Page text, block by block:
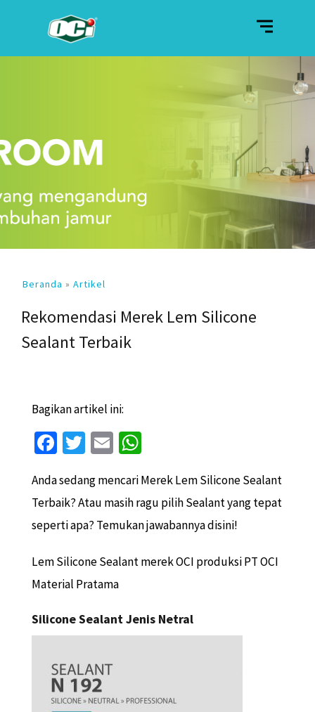
Beranda » Artikel
Rekomendasi Merek Lem Silicone
Sealant Terbaik
Bagikan artikel ini:
Fa
b
o
o
k
T
tt
er
E
ai
l
W
at
sA
p
p
Anda sedang mencari Merek Lem Silicone Sealant
Terbaik? Atau masih ragu pilih Sealant yang tepat
seperti apa? Temukan jawabannya disini!
Lem Silicone Sealant merek OCI produksi PT OCI
Material Pratama
Silicone Sealant Jenis Netral